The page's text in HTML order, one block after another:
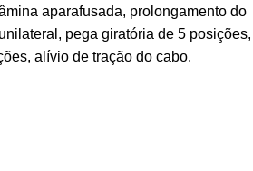
aparafusada, prolongamento do
pega giratória de 5 posições,
alívio de tração do cabo.